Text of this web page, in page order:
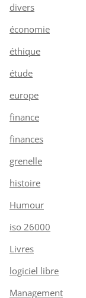
divers
économie
éthique
étude
europe
finance
finances
grenelle
histoire
Humour
iso 26000
Livres
logiciel libre
Management